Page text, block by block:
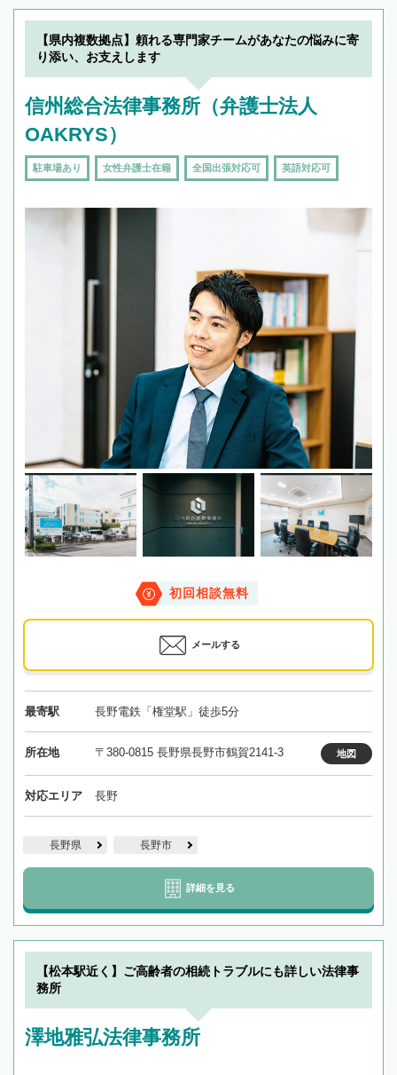
【県内複数拠点】頼れる専門家チームがあなたの悩みに寄
り添い、お支えします
信州総合法律事務所（弁護士法人
OAKRYS）
駐車場あり 女性弁護士在籍 全国出張対応可 英語対応可
初回相談無料
メールする
最寄駅 長野電鉄「権堂駅」徒歩5分
所在地 〒380-0815 長野県長野市鶴賀2141-3 地図
対応エリア 長野
長野県 長野市
詳細を見る
【松本駅近く】ご高齢者の相続トラブルにも詳しい法律事
務所
澤地雅弘法律事務所